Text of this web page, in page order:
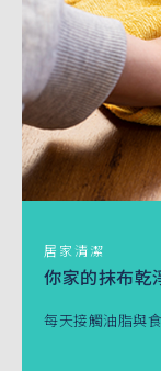
居家清潔
你家的抹布乾
每天接觸油脂與